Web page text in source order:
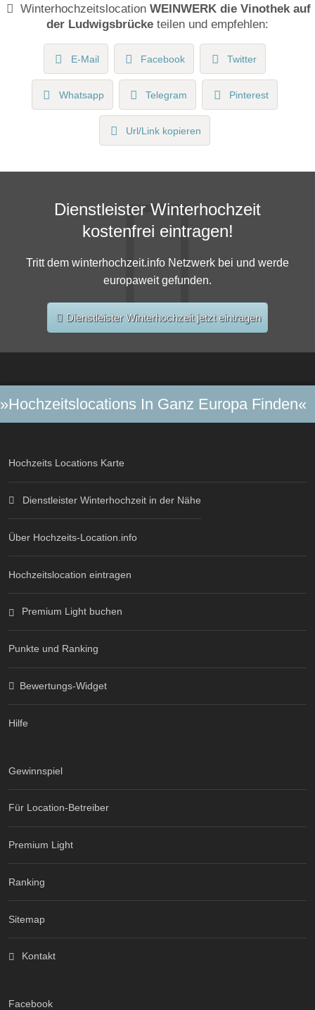
WinterhochzeitslocationWEINWERK die Vinothek auf
der Ludwigsbrücke teilen und empfehlen:
E-Mail Facebook Twitter
Whatsapp Telegram Pinterest
Url/Link kopieren
Dienstleister Winterhochzeit
kostenfrei eintragen!
Tritt dem winterhochzeit.info Netzwerk bei und werde
europaweit gefunden.
Dienstleister Winterhochzeit jetzt eintragen
»Hochzeitslocations In Ganz Europa Finden«
Hochzeits Locations Karte
Dienstleister Winterhochzeit in der Nähe
Über Hochzeits-Location.info
Hochzeitslocation eintragen
Premium Light buchen
Punkte und Ranking
Bewertungs-Widget
Hilfe
Gewinnspiel
Für Location-Betreiber
Premium Light
Ranking
Sitemap
Kontakt
Facebook